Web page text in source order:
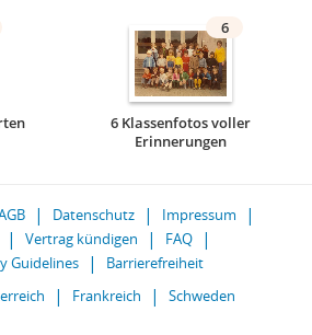
6
6 Klassenfotos voller
Erinnerungen
Datenschutz
Impressum
Vertrag kündigen
FAQ
Guidelines
Barrierefreiheit
Frankreich Schweden